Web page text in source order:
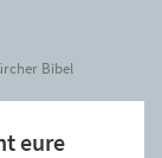
Bibel
eure